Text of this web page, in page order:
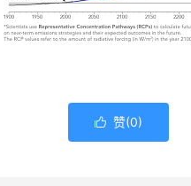
 赞(0)